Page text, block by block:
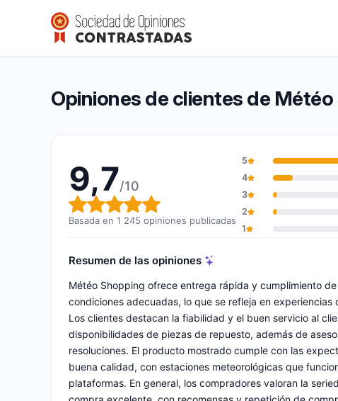
Météo Shopping
Calificación global: 9,7 de 10
9,7/10(1 245 opiniones)
Opiniones de clientes de
9,7/10
Calificación global: 9,7 de 10
Basada en 1 245 opiniones publicadas
5
4
3
2
1
Resumen de las opiniones
Météo Shopping ofrece entrega rápida y cumplimiento
condiciones adecuadas, lo que se refleja en
Los clientes destacan la fiabilidad y el buen servicio al
disponibilidades de piezas de repuesto, además de
resoluciones. El producto mostrado cumple con las
buena calidad, con estaciones meteorológicas que
plataformas. En general, los compradores valoran la